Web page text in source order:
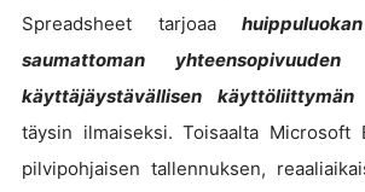
Spreadsheet tarjoaa
saumattoman yhteensopivuuden
käyttäjäystävällisen käyttöliittymän
täysin ilmaiseksi. Toisaalta Microsoft
pilvipohjaisen tallennuksen,